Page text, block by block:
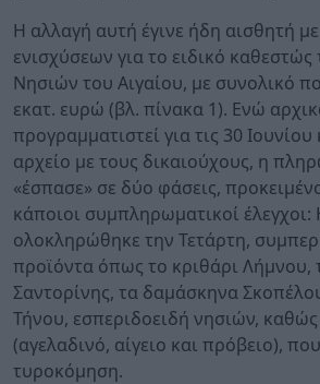
Η αλλαγή αυτή έγινε ήδη αισθητή
ενισχύσεων για το ειδικό
Νησιών του Αιγαίου, με συνολικό
εκατ. ευρώ (βλ. πίνακα 1). Ενώ
προγραμματιστεί για τις 30
αρχείο με τους δικαιούχους, η
«έσπασε» σε δύο φάσεις,
κάποιοι συμπληρωματικοί
ολοκληρώθηκε την Τετάρτη,
προϊόντα όπως το κριθάρι Λήμνου,
Σαντορίνης, τα δαμάσκηνα
Τήνου, εσπεριδοειδή νησιών,
(αγελαδινό, αίγειο και πρόβειο),
τυροκόμηση.